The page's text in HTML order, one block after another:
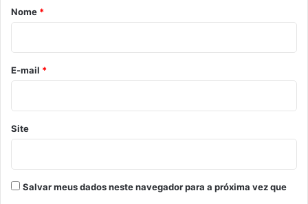
r
o
*
Nome *
E-mail *
Site
Salvar meus dados neste navegador para a próxima vez que